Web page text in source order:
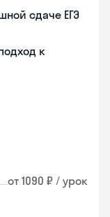
сдаче ЕГЭ
к
от 1090 ₽ / урок